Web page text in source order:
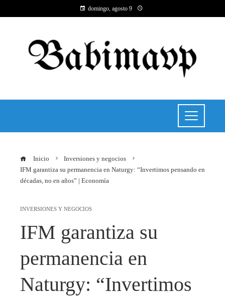
domingo, agosto 9
Inicio
Inversiones y negocios
IFM garantiza su permanencia en Naturgy: “Invertimos pensando en
décadas, no en años” | Economía
INVERSIONES Y NEGOCIOS
IFM garantiza su
permanencia en
Naturgy: “Invertimos